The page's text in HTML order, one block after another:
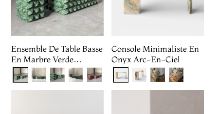
Ensemble De Table Basse
En Marbre Verde
Guatemala Cube
Console Minimaliste En
Onyx Arc-En-Ciel